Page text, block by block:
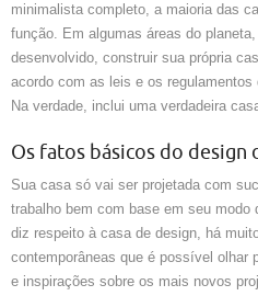
minimalista completo, a maioria das
função. Em algumas áreas do
desenvolvido, construir sua própria
acordo com as leis e os
Na verdade, inclui uma verdadeira
Os fatos básicos do design
Sua casa só vai ser projetada com
trabalho bem com base em seu
diz respeito à casa de design, há
contemporâneas que é possível olhar
e inspirações sobre os mais novos